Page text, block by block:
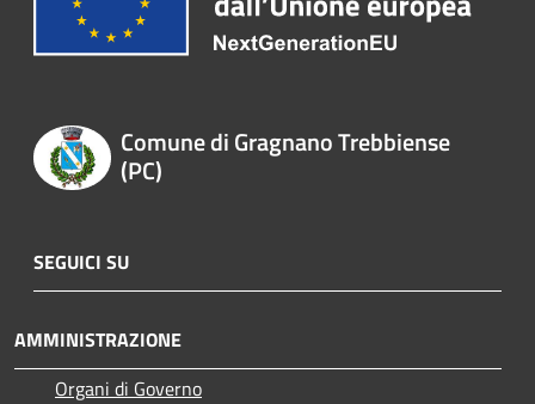
Comune di Gragnano Trebbiense
(PC)
SEGUICI SU
AMMINISTRAZIONE
Organi di Governo